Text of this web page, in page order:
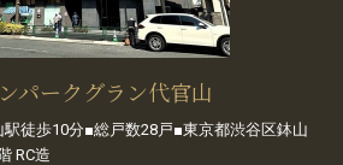
パークグラン代官山
徒歩10分■総戸数28戸■東京都渋谷区鉢山
RC造